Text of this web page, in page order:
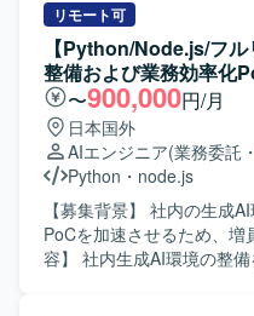
に携わることで、設計から
できる環境です。 【開発環境】 Windowsサーバー環境上
で、PythonおよびSQLを
す。既存環境としてLinux
化し、検索・探索・作成
活用基盤を開発していた
ッジグラフ・AI Agent等を
の開発および実効性検証を実
る人物像】 新しいAI技術
極的で、自ら課題を整理し
を推進できる方を求めてお
業務ナレッジ活用のあるべ
ができる方が望ましいです。 【ポジションの魅力】
ニュアルの構造化から検索
で一連の技術を実案件で
リモート可
【Python/Node.js/フ
整備および業務効率化
〜900,000円/月
日本国外
AIエンジニア(業務委託
Python ・ node.js
【募集背景】 社内の生成
PoCを加速させるため、増員を
容】 社内生成AI環境の整